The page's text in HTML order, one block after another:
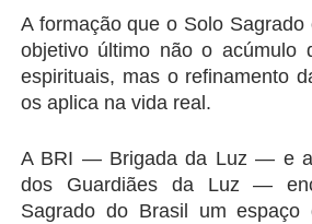
A formação que o Solo Sagrado
objetivo último não o acúmulo
espirituais, mas o refinamento
os aplica na vida real.
A BRI — Brigada da Luz — e
dos Guardiães da Luz —
Sagrado do Brasil um espaço